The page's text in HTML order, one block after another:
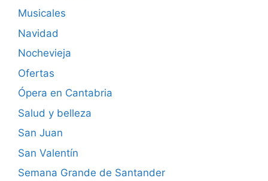
Musicales
Navidad
Nochevieja
Ofertas
Ópera en Cantabria
Salud y belleza
San Juan
San Valentín
Semana Grande de Santander